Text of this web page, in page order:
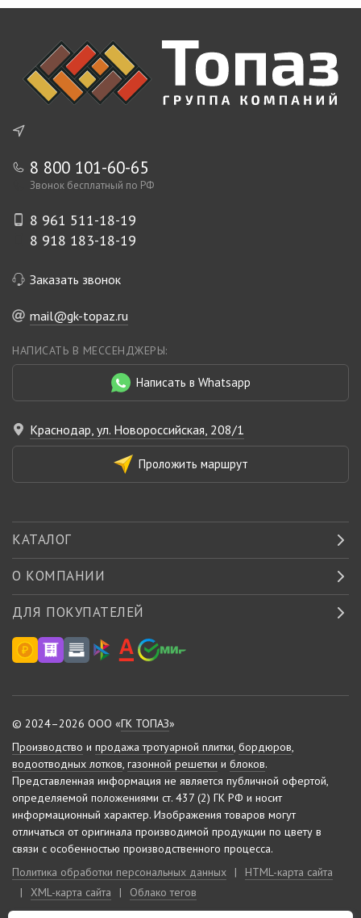
8 800 101-60-65
Звонок бесплатный по РФ
8 961 511-18-19
8 918 183-18-19
Заказать звонок
mail@gk-topaz.ru
НАПИСАТЬ В МЕССЕНДЖЕРЫ:
Написать в Whatsapp
Краснодар, ул. Новороссийская, 208/1
Проложить маршрут
КАТАЛОГ
О КОМПАНИИ
ДЛЯ ПОКУПАТЕЛЕЙ
© 2024–2026 ООО «ГК ТОПАЗ»
Производство и продажа тротуарной плитки, бордюров,
водоотводных лотков, газонной решетки и блоков.
Представленная информация не является публичной офертой,
определяемой положениями ст. 437 (2) ГК РФ и носит
информационный характер. Изображения товаров могут
отличаться от оригинала производимой продукции по цвету в
связи с особенностью производственного процесса.
Политика обработки персональных данных
|
HTML-карта сайта
|
XML-карта сайта | Облако тегов